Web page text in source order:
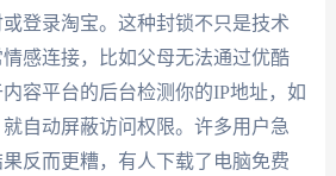
登录淘宝。这种封锁不只是技术
感连接，比如父母无法通过优酷
容平台的后台检测你的IP地址，如
自动屏蔽访问权限。许多用户急
反而更糟，有人下载了电脑免费